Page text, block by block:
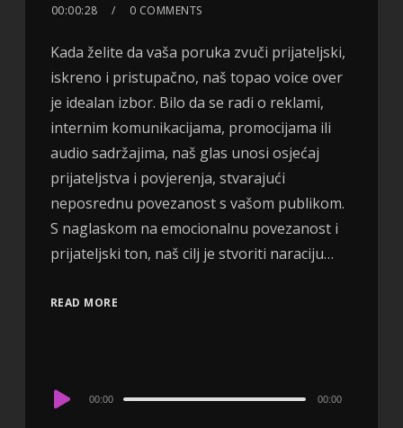
00:00:28
0 COMMENTS
Kada želite da vaša poruka zvuči prijateljski,
iskreno i pristupačno, naš topao voice over
je idealan izbor. Bilo da se radi o reklami,
internim komunikacijama, promocijama ili
audio sadržajima, naš glas unosi osjećaj
prijateljstva i povjerenja, stvarajući
neposrednu povezanost s vašom publikom.
S naglaskom na emocionalnu povezanost i
prijateljski ton, naš cilj je stvoriti naraciju…
READ MORE
Audio
00:00 00:00